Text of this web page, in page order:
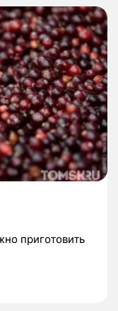
приготовить